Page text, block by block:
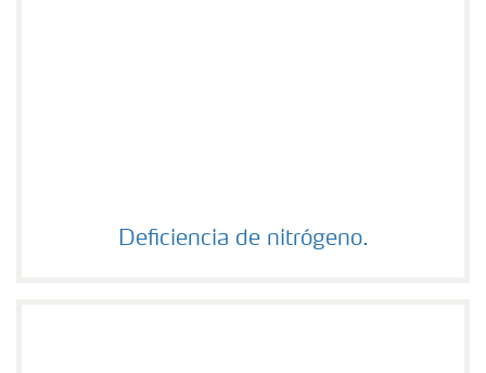
Deficiencia de nitrógeno.
Deficiencia de nitrógeno.